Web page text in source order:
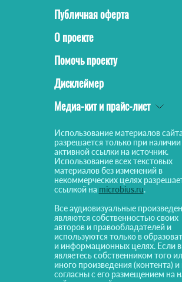
Публичная оферта
О проекте
Помочь проекту
Дисклеймер
Медиа-кит и прайс-лист
Использование материалов
разрешается только при наличии
активной ссылки на источник.
Использование всех текстовых
материалов без изменений в
некоммерческих целях
ссылкой на microbius.ru.
Все аудиовизуальные
являются собственностью своих
авторов и правообладателей и
используются только в
и информационных целях. Если
являетесь собственником того
иного произведения (контента) и
согласны с его размещением на